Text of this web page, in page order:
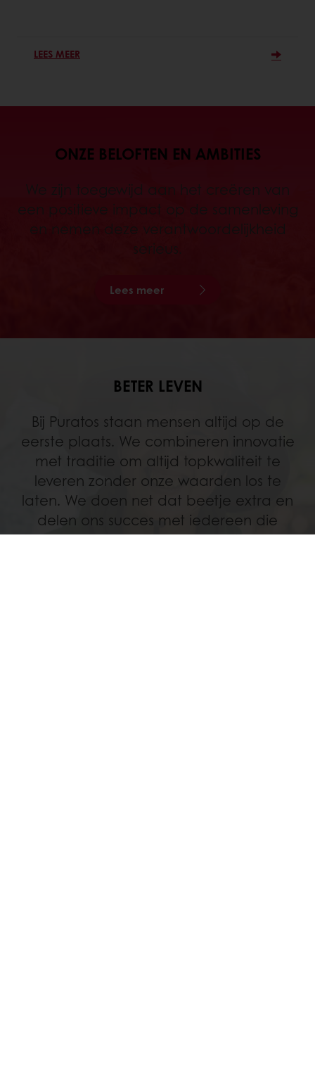
LEES MEER
ONZE BELOFTEN EN AMBITIES
We zijn toegewijd aan het creëren van
een positieve impact op de samenleving
en nemen deze verantwoordelijkheid
serieus.
Lees meer
BETER LEVEN
Bij Puratos staan mensen altijd op de
eerste plaats. We combineren innovatie
met traditie om altijd topkwaliteit te
leveren zonder onze waarden los te
laten. We doen net dat beetje extra en
delen ons succes met iedereen die
samen met ons deze reis aflegt.